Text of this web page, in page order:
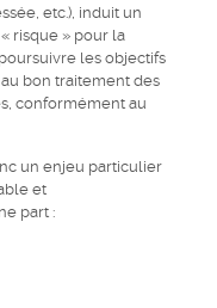
etc.), induit un
risque » pour la
les objectifs
bon traitement des
conformément au
un enjeu particulier
et
part :